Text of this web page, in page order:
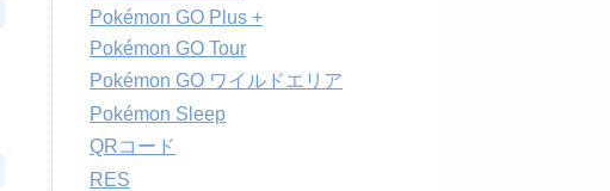
Pokémon GO Plus +
Pokémon GO Tour
Pokémon GO ワイルドエリア
Pokémon Sleep
QRコード
RES